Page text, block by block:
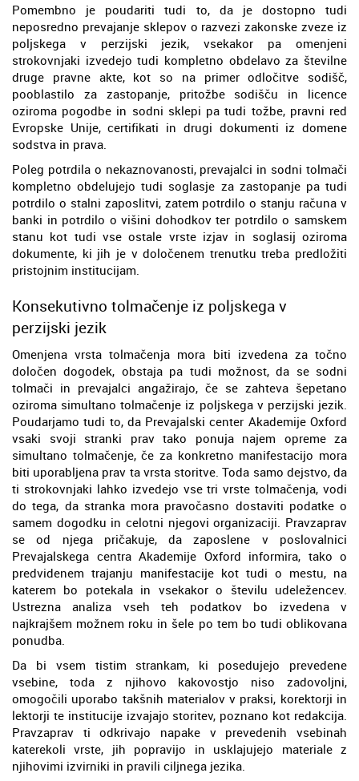
Pomembno je poudariti tudi to, da je dostopno tudi
neposredno prevajanje sklepov o razvezi zakonske zveze iz
poljskega v perzijski jezik, vsekakor pa omenjeni
strokovnjaki izvedejo tudi kompletno obdelavo za številne
druge pravne akte, kot so na primer odločitve sodišč,
pooblastilo za zastopanje, pritožbe sodišču in licence
oziroma pogodbe in sodni sklepi pa tudi tožbe, pravni red
Evropske Unije, certifikati in drugi dokumenti iz domene
sodstva in prava.
Poleg potrdila o nekaznovanosti, prevajalci in sodni tolmači
kompletno obdelujejo tudi soglasje za zastopanje pa tudi
potrdilo o stalni zaposlitvi, zatem potrdilo o stanju računa v
banki in potrdilo o višini dohodkov ter potrdilo o samskem
stanu kot tudi vse ostale vrste izjav in soglasij oziroma
dokumente, ki jih je v določenem trenutku treba predložiti
pristojnim institucijam.
Konsekutivno tolmačenje iz poljskega v
perzijski jezik
Omenjena vrsta tolmačenja mora biti izvedena za točno
določen dogodek, obstaja pa tudi možnost, da se sodni
tolmači in prevajalci angažirajo, če se zahteva šepetano
oziroma simultano tolmačenje iz poljskega v perzijski jezik.
Poudarjamo tudi to, da Prevajalski center Akademije Oxford
vsaki svoji stranki prav tako ponuja najem opreme za
simultano tolmačenje, če za konkretno manifestacijo mora
biti uporabljena prav ta vrsta storitve. Toda samo dejstvo, da
ti strokovnjaki lahko izvedejo vse tri vrste tolmačenja, vodi
do tega, da stranka mora pravočasno dostaviti podatke o
samem dogodku in celotni njegovi organizaciji. Pravzaprav
se od njega pričakuje, da zaposlene v poslovalnici
Prevajalskega centra Akademije Oxford informira, tako o
predvidenem trajanju manifestacije kot tudi o mestu, na
katerem bo potekala in vsekakor o številu udeležencev.
Ustrezna analiza vseh teh podatkov bo izvedena v
najkrajšem možnem roku in šele po tem bo tudi oblikovana
ponudba.
Da bi vsem tistim strankam, ki posedujejo prevedene
vsebine, toda z njihovo kakovostjo niso zadovoljni,
omogočili uporabo takšnih materialov v praksi, korektorji in
lektorji te institucije izvajajo storitev, poznano kot redakcija.
Pravzaprav ti odkrivajo napake v prevedenih vsebinah
katerekoli vrste, jih popravijo in usklajujejo materiale z
njihovimi izvirniki in pravili ciljnega jezika.